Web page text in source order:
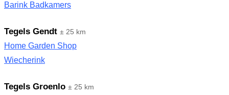
Barink Badkamers
Tegels Gendt ± 25 km
Home Garden Shop
Wiecherink
Tegels Groenlo ± 25 km